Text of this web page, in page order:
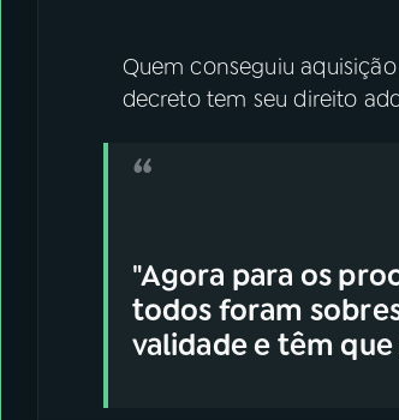
Quem conseguiu
decreto tem seu direito
"Agora para os
todos foram
validade e têm